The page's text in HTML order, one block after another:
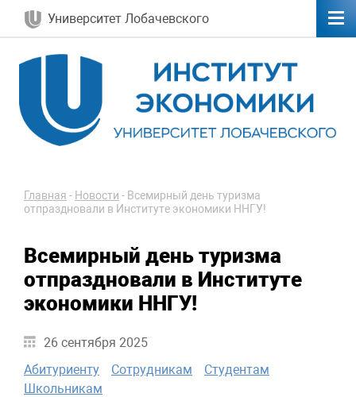
Университет Лобачевского
Главная - Новости - Всемирный день туризма
отпраздновали в Институте экономики ННГУ!
Всемирный день туризма
отпраздновали в Институте
экономики ННГУ!
26 сентября 2025
Абитуриенту
Сотрудникам
Студентам
Школьникам